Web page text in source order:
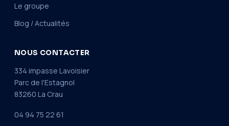
Le groupe
Blog / Actualités
NOUS CONTACTER
334 impasse Lavoisier
Parc de l'Estagnol
83260 La Crau
04 94 75 22 61